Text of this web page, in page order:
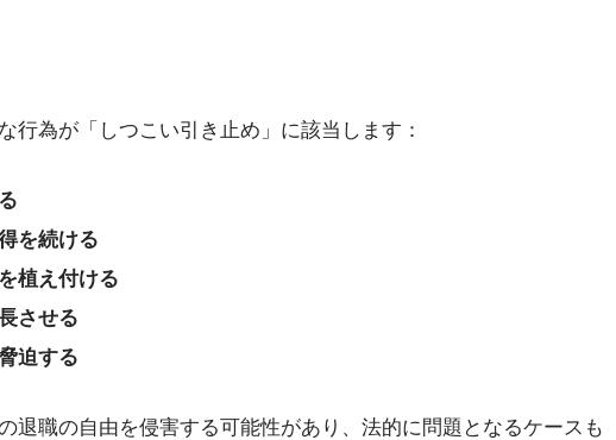
行為が「しつこい引き止め」に該当します：
を続ける
植え付ける
させる
迫する
退職の自由を侵害する可能性があり、法的に問題となるケースも